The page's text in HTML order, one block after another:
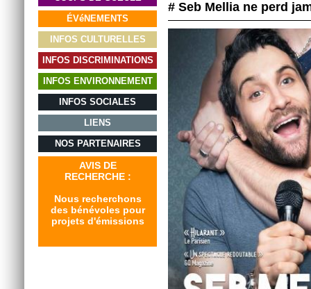
ÉVéNEMENTS
INFOS CULTURELLES
INFOS DISCRIMINATIONS
INFOS ENVIRONNEMENT
INFOS SOCIALES
LIENS
NOS PARTENAIRES
AVIS DE
RECHERCHE :
Nous recherchons
des bénévoles pour
projets d'émissions
# Seb Mellia ne perd